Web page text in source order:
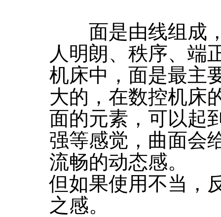
面是由线组成，
人明朗、秩序、端
机床中，面是最主
大的，在数控机床
面的元素，可以起
强等感觉，曲面会
流畅的动态感。
但如果使用不当，
之感。